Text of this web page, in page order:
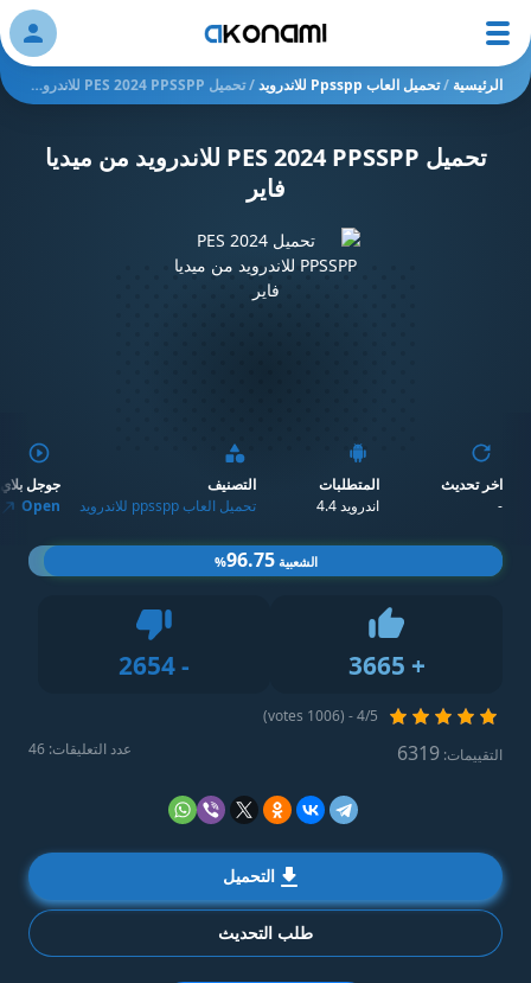
الرئيسية /تحميل العاب Ppsspp للاندرويد /تحميل PES 2024 PPSSPP للاندرويد من ميديا فاير
تحميل PES 2024 PPSSPP للاندرويد من ميديا
فاير
اخر تحديث
-
المتطلبات
اندرويد 4.4
التصنيف
تحميل العاب ppsspp للاندرويد
جوجل بلاي
Open
+
3665
Like
-
2654
4/5 - (1006 votes)
التقييمات: 6319 عدد التعليقات: 46
الشعبية96.75
%
التحميل
طلب التحديث